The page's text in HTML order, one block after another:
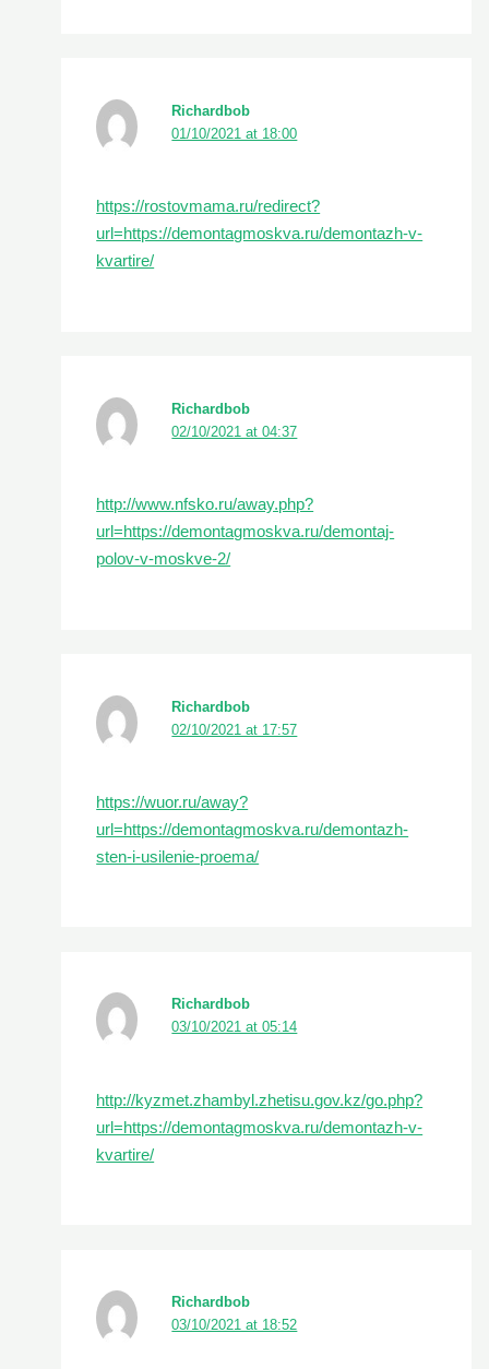
Richardbob
01/10/2021 at 18:00
https://rostovmama.ru/redirect?
url=https://demontagmoskva.ru/demontazh-v-
kvartire/
Richardbob
02/10/2021 at 04:37
http://www.nfsko.ru/away.php?
url=https://demontagmoskva.ru/demontaj-
polov-v-moskve-2/
Richardbob
02/10/2021 at 17:57
https://wuor.ru/away?
url=https://demontagmoskva.ru/demontazh-
sten-i-usilenie-proema/
Richardbob
03/10/2021 at 05:14
http://kyzmet.zhambyl.zhetisu.gov.kz/go.php?
url=https://demontagmoskva.ru/demontazh-v-
kvartire/
Richardbob
03/10/2021 at 18:52